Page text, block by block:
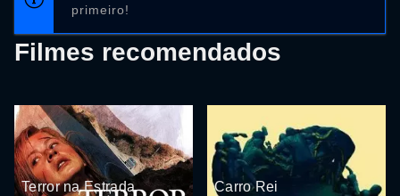
primeiro!
Filmes recomendados
Terror na Estrada Carro Rei